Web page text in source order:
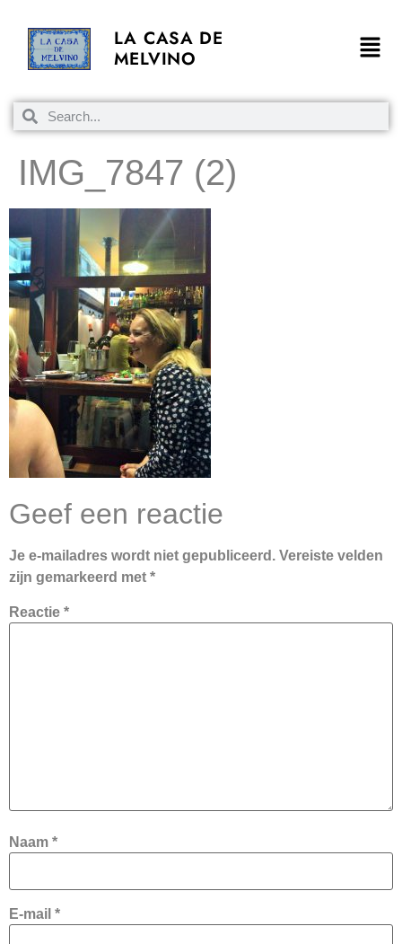
LA CASA DE
MELVINO
IMG_7847 (2)
Geef een reactie
Je e-mailadres wordt niet gepubliceerd. Vereiste velden
zijn gemarkeerd met *
Reactie *
Naam *
E-mail *